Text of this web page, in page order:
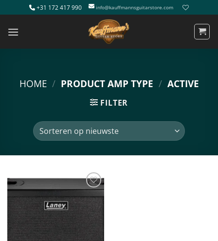
naar
inhoud
+31 172 417 990 info@kauffmannsguitarstore.com
HOME / PRODUCT AMP TYPE / ACTIVE
FILTER